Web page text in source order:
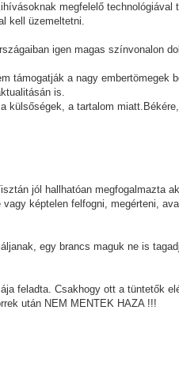
megfelelő technológiával
kell üzemeltetni.
igen magas színvonalon
támogatják a nagy embertömegek
is.
külsőségek, a tartalom
jól hallhatóan megfogalmazta
képtelen felfogni, megérteni,
egy brancs maguk ne is
feladta. Csakhogy ott a tüntetők
után NEM MENTEK HAZA !!!